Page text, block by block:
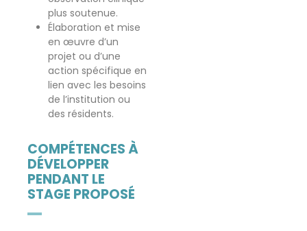
plus soutenue.
Élaboration et mise
en œuvre d’un
projet ou d’une
action spécifique en
lien avec les besoins
de l’institution ou
des résidents.
COMPÉTENCES À
DÉVELOPPER
PENDANT LE
STAGE PROPOSÉ